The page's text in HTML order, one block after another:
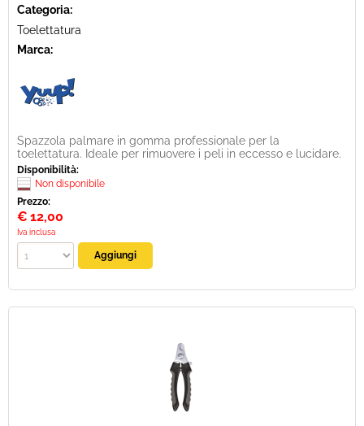
Categoria:
Toelettatura
Marca:
Spazzola palmare in gomma professionale per la
toelettatura. Ideale per rimuovere i peli in eccesso e lucidare.
Disponibilità:
Non disponibile
Prezzo:
€ 12,00
Iva inclusa